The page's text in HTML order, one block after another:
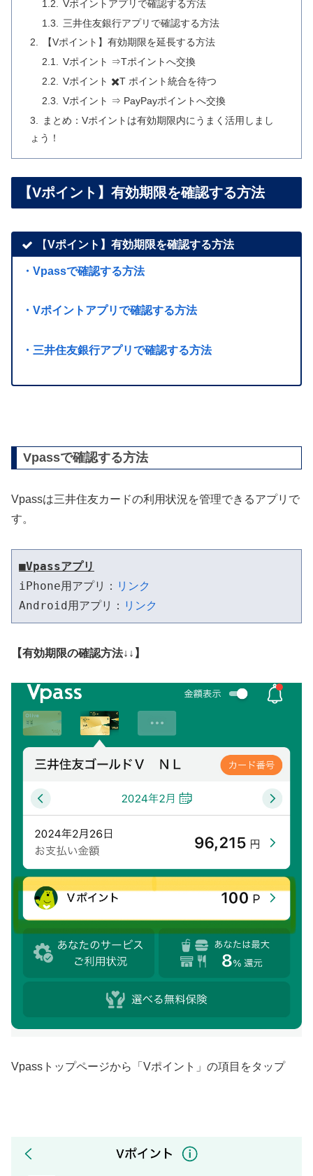
Vポイントアプリで確認する方法
三井住友銀行アプリで確認する方法
【Vポイント】有効期限を延長する方法
Vポイント ⇒Tポイントへ交換
Vポイント ✖️T ポイント統合を待つ
Vポイント ⇒ PayPayポイントへ交換
まとめ：Vポイントは有効期限内にうまく活用しまし
ょう！
【Vポイント】有効期限を確認する方法
【Vポイント】有効期限を確認する方法
・Vpassで確認する方法
・Vポイントアプリで確認する方法
・三井住友銀行アプリで確認する方法
Vpassで確認する方法
Vpassは三井住友カードの利用状況を管理できるアプリで
す。
■Vpassアプリ
iPhone用アプリ： リンク
Android用アプリ： リンク
【有効期限の確認方法↓↓】
Vpassトップページから「Vポイント」の項目をタップ